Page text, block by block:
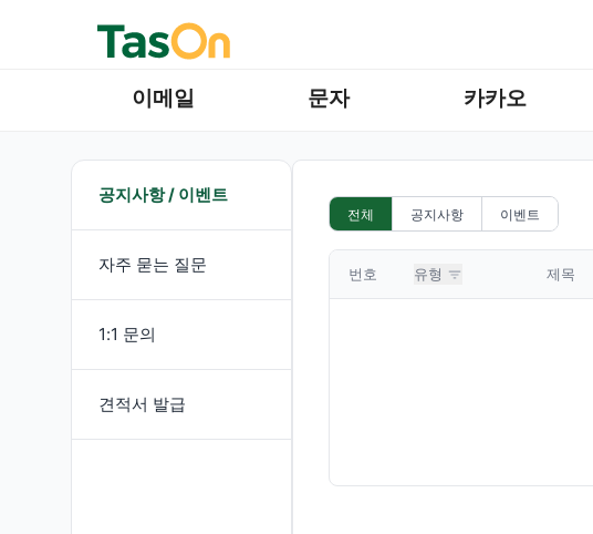
이메일 문자 카카오
공지사항 / 이벤트
자주 묻는 질문
1:1 문의
견적서 발급
전체 공지사항 이벤트
번호 유형 제목